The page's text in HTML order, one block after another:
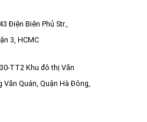
Điện Biên Phủ Str.,
3, HCMC
TT2 Khu đô thị Văn
Văn Quán, Quận Hà Đông,